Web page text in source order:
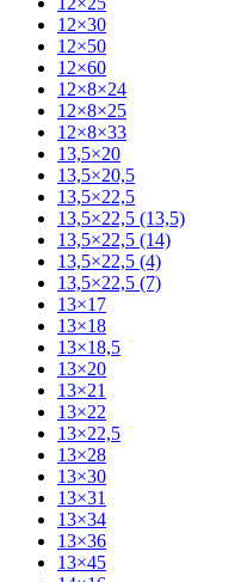
12×30
12×50
12×60
12×8×24
12×8×25
12×8×33
13,5×20
13,5×20,5
13,5×22,5
13,5×22,5 (13,5)
13,5×22,5 (14)
13,5×22,5 (4)
13,5×22,5 (7)
13×17
13×18
13×18,5
13×20
13×21
13×22
13×22,5
13×28
13×30
13×31
13×34
13×36
13×45